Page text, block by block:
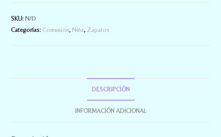
SKU:N/D
Categorías: Comunión, Niña, Zapatos
DESCRIPCIÓN
INFORMACIÓN ADICIONAL